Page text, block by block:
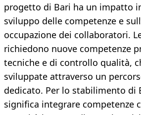
progetto di Bari ha un impatto
sviluppo delle competenze e
occupazione dei collaboratori.
richiedono nuove competenze
tecniche e di controllo qualità,
sviluppate attraverso un
dedicato. Per lo stabilimento di
significa integrare competenze